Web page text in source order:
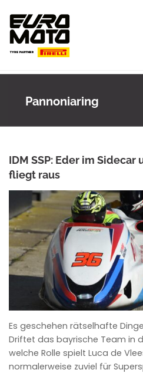
content
Pannoniaring
IDM SSP: Eder im
fliegt raus
ANKE WIECZOREK
Es geschehen rätselhafte
Driftet das bayrische Team in
welche Rolle spielt Luca de
normalerweise zuviel für